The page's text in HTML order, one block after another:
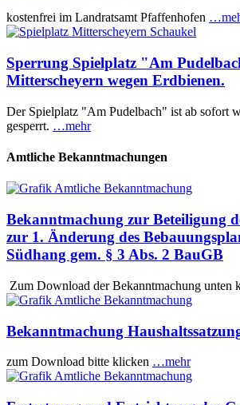
kostenfrei im Landratsamt Pfaffenhofen
Sperrung Spielplatz "Am
Mitterscheyern wegen Erdbienen.
Der Spielplatz "Am Pudelbach" ist ab sofort
gesperrt. …mehr
Amtliche Bekanntmachungen
Bekanntmachung zur Beteiligung
zur 1. Änderung des
Südhang gem. § 3 Abs. 2 BauGB
Zum Download der Bekanntmachung unten
Bekanntmachung
zum Download bitte klicken …mehr